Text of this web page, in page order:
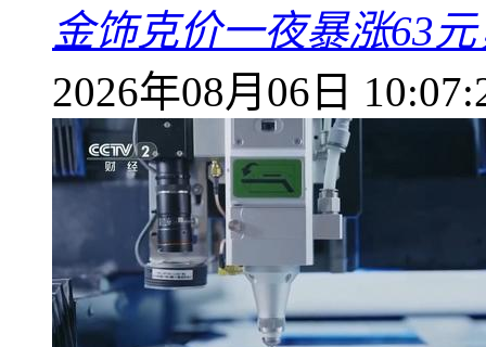
金饰克价一夜暴涨63
2026年08月06日